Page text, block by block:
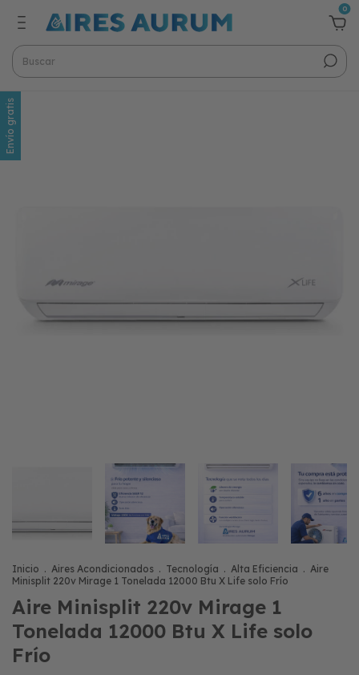
0
Envío gratis
Inicio . Aires Acondicionados . Tecnología . Alta Eficiencia . Aire
Minisplit 220v Mirage 1 Tonelada 12000 Btu X Life solo Frío
Aire Minisplit 220v Mirage 1
Tonelada 12000 Btu X Life solo
Frío